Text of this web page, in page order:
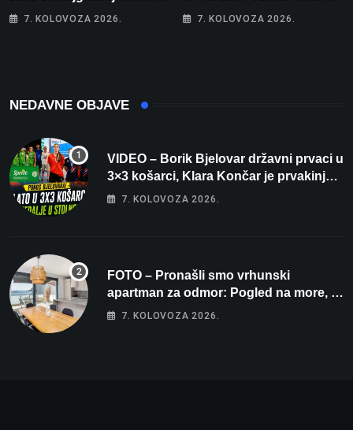
sustav i srušio osobni
7. KOLOVOZA 2026.
otišao u povijest, a
7. KOLOVOZA 2026.
NEDAVNE OBJAVE
VIDEO – Borik Bjelovar državni prvaci u
3×3 košarci, Klara Končar je prvakinja
Hrvatske u stolnom tenisu!
7. KOLOVOZA 2026.
FOTO – Pronašli smo vrhunski
apartman za odmor: Pogled na more, tri
spavaće sobe i terasa koja osvaja
7. KOLOVOZA 2026.